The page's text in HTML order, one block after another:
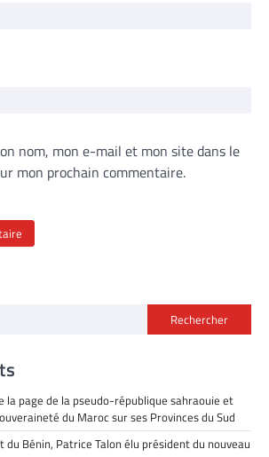
nom, mon e-mail et mon site dans le
mon prochain commentaire.
Rechercher
la page de la pseudo-république sahraouie et
du Maroc sur ses Provinces du Sud
du Bénin, Patrice Talon élu président du nouveau